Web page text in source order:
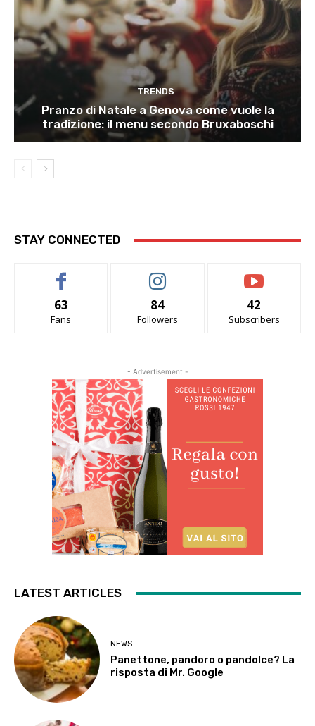
TRENDS
Pranzo di Natale a Genova come vuole la
tradizione: il menu secondo Bruxaboschi
STAY CONNECTED
63
Fans
84
Followers
42
Subscribers
- Advertisement -
LATEST ARTICLES
NEWS
Panettone, pandoro o pandolce? La
risposta di Mr. Google